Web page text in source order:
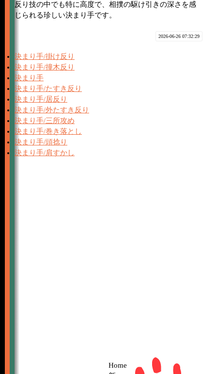
反り技の中でも特に高度で、相撲の駆け引きの深さを感
じられる珍しい決まり手です。
2026-06-26 07:32:29
決まり手/掛け反り
決まり手/撞木反り
決まり手
決まり手/たすき反り
決まり手/居反り
決まり手/外たすき反り
決まり手/三所攻め
決まり手/巻き落とし
決まり手/頭捻り
決まり手/肩すかし